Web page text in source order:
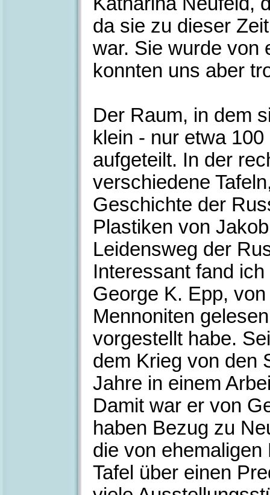
da sie zu dieser
war. Sie wurde von
konnten uns aber
Der Raum, in dem
klein - nur etwa
aufgeteilt. In der
verschiedene
Geschichte der
Plastiken von
Leidensweg der
Interessant fand
George K. Epp,
Mennoniten
vorgestellt habe.
dem Krieg von den
Jahre in einem
Damit war er von
haben Bezug zu
die von
Tafel über einen